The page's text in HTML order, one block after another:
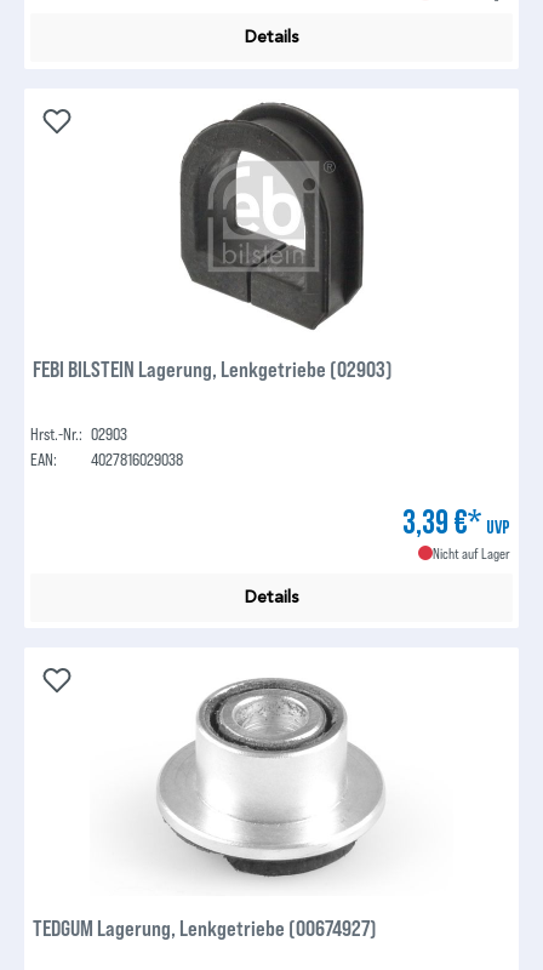
Details
FEBI BILSTEIN Lagerung, Lenkgetriebe (02903)
Hrst.-Nr.: 02903
EAN:
4027816029038
3,39 €* UVP
Nicht auf Lager
Details
TEDGUM Lagerung, Lenkgetriebe (00674927)